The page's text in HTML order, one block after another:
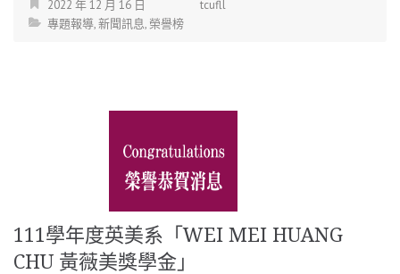
2022 年 12 月 16 日
tcufll
專題報導,新聞訊息, 榮譽榜
111學年度英美系「WEI MEI HUANG
CHU 黃薇美獎學金」